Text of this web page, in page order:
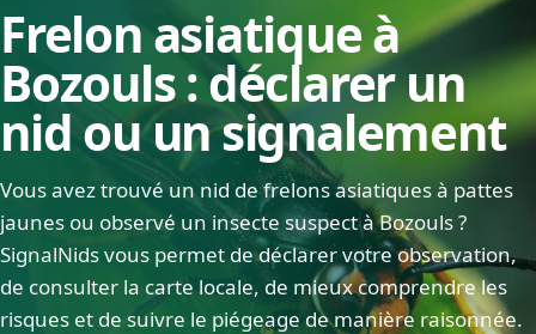
Frelon asiatique à
Bozouls : déclarer un
nid ou un signalement
Vous avez trouvé un nid de frelons asiatiques à pattes
jaunes ou observé un insecte suspect à Bozouls ?
SignalNids vous permet de déclarer votre observation,
de consulter la carte locale, de mieux comprendre les
risques et de suivre le piégeage de manière raisonnée.